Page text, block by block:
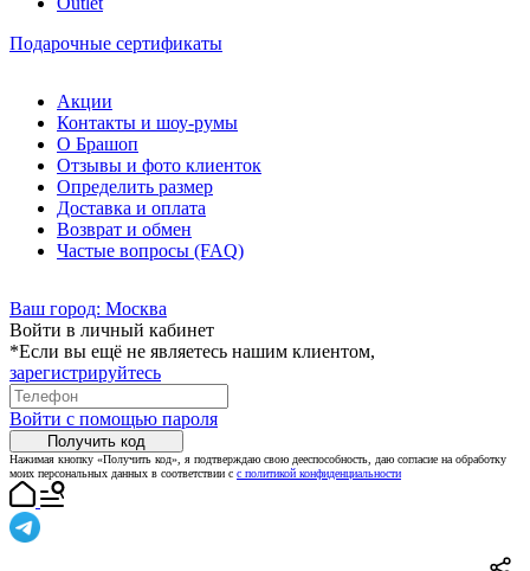
Подарочные сертификаты
Акции
Контакты и шоу-румы
О Брашоп
Отзывы и фото клиенток
Определить размер
Доставка и оплата
Возврат и обмен
Частые вопросы (FAQ)
Ваш город: Москва
Войти в личный кабинет
*Если вы ещё не являетесь нашим клиентом,
зарегистрируйтесь
Войти с помощью пароля
Получить код
Нажимая кнопку «Получить код», я подтверждаю свою дееспособность, даю согласие на обработку
моих персональных данных в соответствии с с политикой конфиденциальности